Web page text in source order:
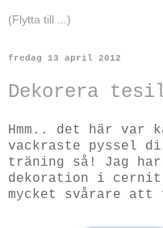
fredag 13 april 2012
Dekorera
Hmm.. det här var
vackraste pyssel
träning så! Jag
dekoration i
mycket svårare att